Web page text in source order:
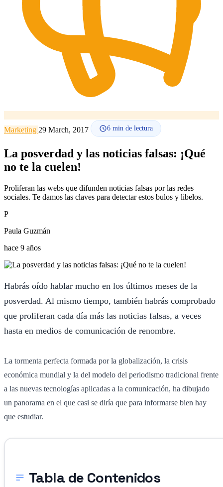
🇪🇸 ES
🇬🇧 EN 🇫🇷 FR 🇩🇪 DE
Acceder
Marketing 29 March, 2017 6 min de lectura
La posverdad y las noticias falsas: ¡Qué
no te la cuelen!
Proliferan las webs que difunden noticias falsas por las redes
sociales. Te damos las claves para detectar estos bulos y libelos.
P
Paula Guzmán
hace 9 años
Habrás oído hablar mucho en los últimos meses de la
posverdad. Al mismo tiempo, también habrás comprobado
que proliferan cada día más las noticias falsas, a veces
hasta en medios de comunicación de renombre.
La tormenta perfecta formada por la globalización, la crisis
económica mundial y la del modelo del periodismo tradicional frente
a las nuevas tecnologías aplicadas a la comunicación, ha dibujado
un panorama en el que casi se diría que para informarse bien hay
que estudiar.
Tabla de Contenidos